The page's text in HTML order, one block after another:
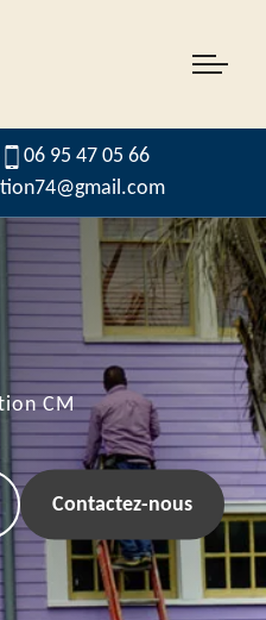
06 95 47 05 66
CM
Contactez-nous